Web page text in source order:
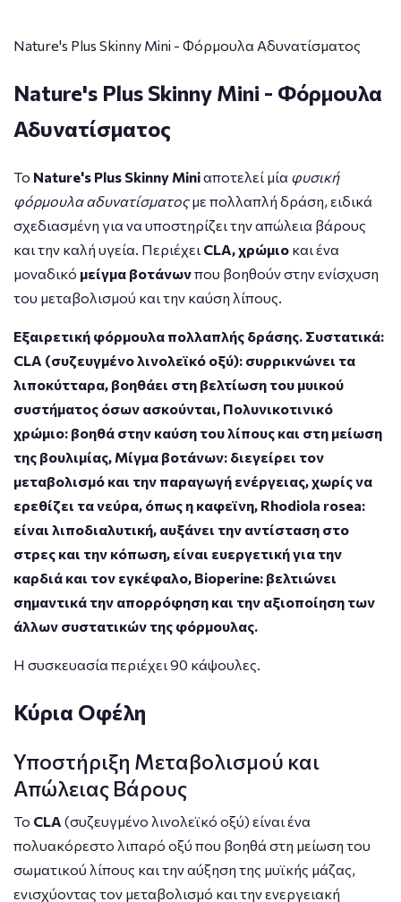
Nature's Plus Skinny Mini - Φόρμουλα Αδυνατίσματος
Nature's Plus Skinny Mini - Φόρμουλα
Αδυνατίσματος
Το Nature's Plus Skinny Miniαποτελεί μία φυσική
φόρμουλα αδυνατίσματοςμε πολλαπλή δράση, ειδικά
σχεδιασμένη για να υποστηρίζει την απώλεια βάρους
και την καλή υγεία. Περιέχει CLA, χρώμιο και ένα
μοναδικό μείγμα βοτάνωνπου βοηθούν στην ενίσχυση
του μεταβολισμού και την καύση λίπους.
Εξαιρετική φόρμουλα πολλαπλής δράσης. Συστατικά:
CLA (συζευγμένο λινολεϊκό οξύ): συρρικνώνει τα
λιποκύτταρα, βοηθάει στη βελτίωση του μυικού
συστήματος όσων ασκούνται, Πολυνικοτινικό
χρώμιο: βοηθά στην καύση του λίπους και στη μείωση
της βουλιμίας, Μίγμα βοτάνων: διεγείρει τον
μεταβολισμό και την παραγωγή ενέργειας, χωρίς να
ερεθίζει τα νεύρα, όπως η καφεϊνη, Rhodiola rosea:
είναι λιποδιαλυτική, αυξάνει την αντίσταση στο
στρες και την κόπωση, είναι ευεργετική για την
καρδιά και τον εγκέφαλο, Bioperine: βελτιώνει
σημαντικά την απορρόφηση και την αξιοποίηση των
άλλων συστατικών της φόρμουλας.
Η συσκευασία περιέχει 90 κάψουλες.
Κύρια Οφέλη
Υποστήριξη Μεταβολισμού και
Απώλειας Βάρους
Το CLA (συζευγμένο λινολεϊκό οξύ) είναι ένα
πολυακόρεστο λιπαρό οξύ που βοηθά στη μείωση του
σωματικού λίπους και την αύξηση της μυϊκής μάζας,
ενισχύοντας τον μεταβολισμό και την ενεργειακή